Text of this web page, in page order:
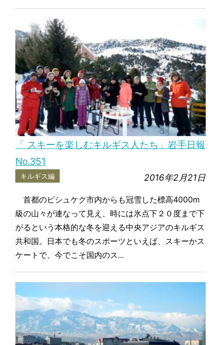
「 スキーを楽しむキルギス人たち」岩手日報
No.351
キルギス編 2016年2月21日
首都のビシュケク市内からも冠雪した標高4000m
級の山々が連なって見え、時には氷点下２０度まで下
がるという本格的な冬を迎える中央アジアのキルギス
共和国。日本でも冬のスポーツといえば、スキーかス
ケートで、今でこそ国内のス...